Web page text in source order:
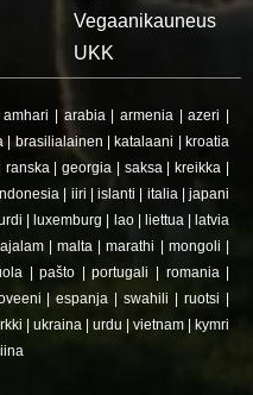
Vegaanikauneus
UKK
amhari arabia|armenia |azeri
brasilialainen katalaani
kroatia
ranska|georgia saksa| kreikka
iiri |islanti italia|japani
luxemburg lao| liettua|
latvia
| malta|marathi mongoli
|pašto |portugali romania|
|espanja |swahili |ruotsi
ukraina urdu vietnam
kymri